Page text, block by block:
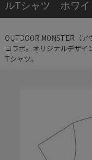
ルTシャツ ホワ
OUTDOOR MONSTER（ア
コラボ。オリジナルデザイ
Tシャツ。